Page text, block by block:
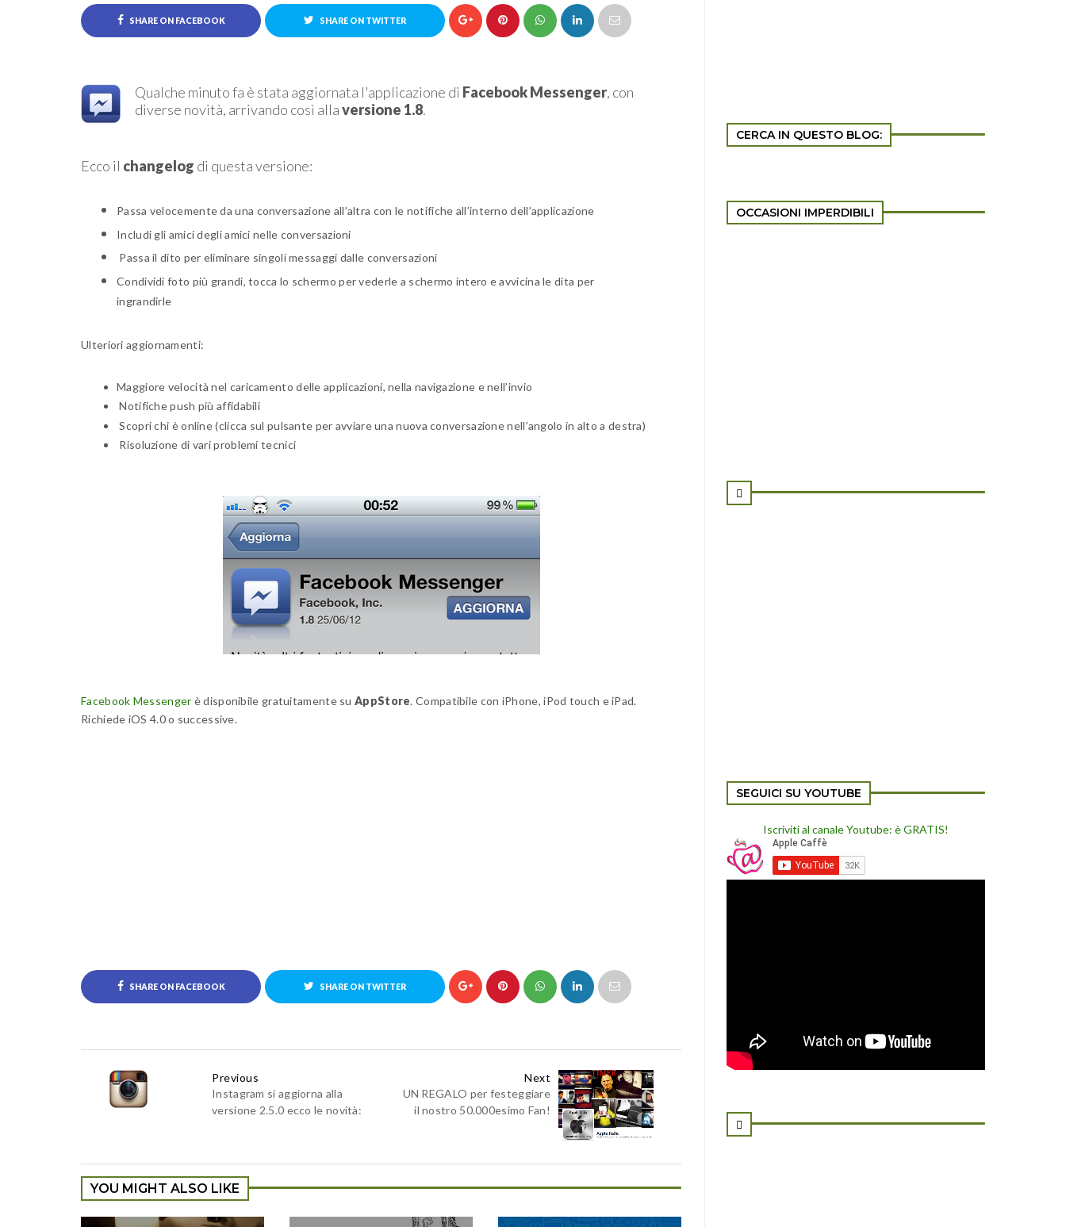
SHARE ON FACEBOOK SHARE ON TWITTER
Qualche minuto fa è stata aggiornata l'applicazione di Facebook Messenger, con
diverse novità, arrivando così allaversione 1.8.
Ecco il changelog di questa versione:
Passa velocemente da una conversazione all’altra con le notifiche all’interno dell’applicazione
Includi gli amici degli amici nelle conversazioni
Passa il dito per eliminare singoli messaggi dalle conversazioni
Condividi foto più grandi, tocca lo schermo per vederle a schermo intero e avvicina le dita per
ingrandirle
Ulteriori aggiornamenti:
Maggiore velocità nel caricamento delle applicazioni, nella navigazione e nell’invio
Notifiche push più affidabili
Scopri chi è online (clicca sul pulsante per avviare una nuova conversazione nell’angolo in alto a destra)
Risoluzione di vari problemi tecnici
Facebook Messenger è disponibile gratuitamente su AppStore. Compatibile con iPhone, iPod touch e iPad.
Richiede iOS 4.0 o successive.
SHARE ON FACEBOOK SHARE ON TWITTER
Next
UN REGALO per festeggiare
il nostro 50.000esimo Fan!
Previous
Instagram si aggiorna alla
versione 2.5.0 ecco le novità:
YOU MIGHT ALSO LIKE
CERCA IN QUESTO BLOG:
OCCASIONI IMPERDIBILI

SEGUICI SU YOUTUBE
Iscriviti al canale Youtube: è GRATIS!
